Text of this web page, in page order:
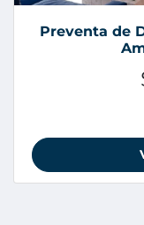
Preventa de